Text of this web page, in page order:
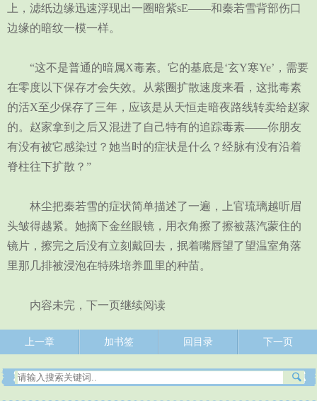
上，滤纸边缘迅速浮现出一圈暗紫sE——和秦若雪背部伤口
边缘的暗纹一模一样。
“这不是普通的暗属X毒素。它的基底是‘玄Y寒Ye’，需要
在零度以下保存才会失效。从紫圈扩散速度来看，这批毒素
的活X至少保存了三年，应该是从天恒走暗夜路线转卖给赵家
的。赵家拿到之后又混进了自己特有的追踪毒素——你朋友
有没有被它感染过？她当时的症状是什么？经脉有没有沿着
脊柱往下扩散？”
林尘把秦若雪的症状简单描述了一遍，上官琉璃越听眉
头皱得越紧。她摘下金丝眼镜，用衣角擦了擦被蒸汽蒙住的
镜片，擦完之后没有立刻戴回去，抿着嘴唇望了望温室角落
里那几排被浸泡在特殊培养皿里的种苗。
内容未完，下一页继续阅读
上一章 加书签 回目录 下一页